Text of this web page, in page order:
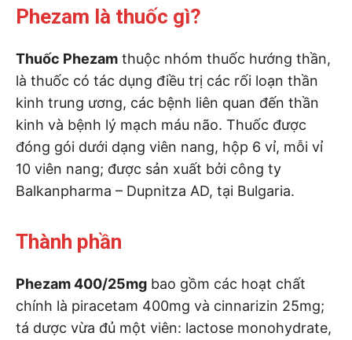
Phezam là thuốc gì?
Thuốc Phezam thuộc nhóm thuốc hướng thần,
là thuốc có tác dụng điều trị các rối loạn thần
kinh trung ương, các bệnh liên quan đến thần
kinh và bệnh lý mạch máu não. Thuốc được
đóng gói dưới dạng viên nang, hộp 6 vỉ, mỗi vỉ
10 viên nang; được sản xuất bởi công ty
Balkanpharma – Dupnitza AD, tại Bulgaria.
Thành phần
Phezam 400/25mg bao gồm các hoạt chất
chính là piracetam 400mg và cinnarizin 25mg;
tá dược vừa đủ một viên: lactose monohydrate,